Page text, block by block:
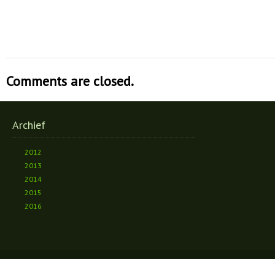
Comments are closed.
Archief
2012
2013
2014
2015
2016